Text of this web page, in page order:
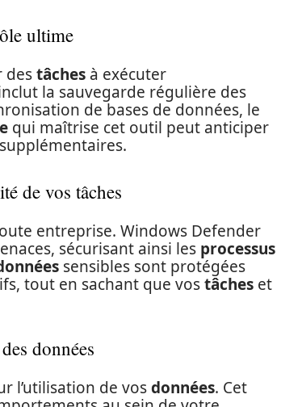
ultime
destâches à exécuter
la sauvegarde régulière des
de bases de données, le
qui maîtrise cet outil peut anticiper
de vos tâches
entreprise. Windows Defender
sécurisant ainsi les processus
sensibles sont protégées
tout en sachant que vostâches et
données
l’utilisation de vosdonnées. Cet